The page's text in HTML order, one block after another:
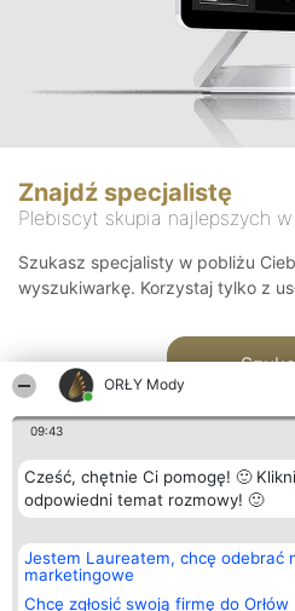
ORŁY Mody
09:43
Cześć, chętnie Ci pomogę! 🙂
odpowiedni temat rozmowy! 🙂
Jestem Laureatem, chcę odebrać
marketingowe
Chcę zgłosić swoją firmę do Orłów
Znajdź specjalistę
Plebiscyt skupia najlepszych
Szukasz specjalisty w pobliżu
wyszukiwarkę. Korzystaj tylko z
Organizator plebiscytu
Bright Side Solutions sp. z o.
o. sp. k.
ul. Ruska 22
Plebiscyt
Laureaci
wszystkich